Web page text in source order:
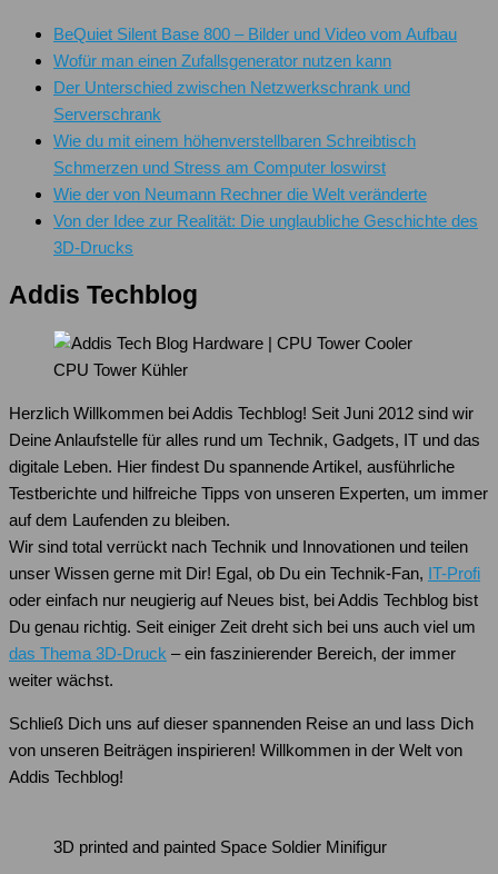
BeQuiet Silent Base 800 – Bilder und Video vom Aufbau
Wofür man einen Zufallsgenerator nutzen kann
Der Unterschied zwischen Netzwerkschrank und
Serverschrank
Wie du mit einem höhenverstellbaren Schreibtisch
Schmerzen und Stress am Computer loswirst
Wie der von Neumann Rechner die Welt veränderte
Von der Idee zur Realität: Die unglaubliche Geschichte des
3D-Drucks
Addis Techblog
CPU Tower Kühler
Herzlich Willkommen bei Addis Techblog! Seit Juni 2012 sind wir
Deine Anlaufstelle für alles rund um Technik, Gadgets, IT und das
digitale Leben. Hier findest Du spannende Artikel, ausführliche
Testberichte und hilfreiche Tipps von unseren Experten, um immer
auf dem Laufenden zu bleiben.
Wir sind total verrückt nach Technik und Innovationen und teilen
unser Wissen gerne mit Dir! Egal, ob Du ein Technik-Fan, IT-Profi
oder einfach nur neugierig auf Neues bist, bei Addis Techblog bist
Du genau richtig. Seit einiger Zeit dreht sich bei uns auch viel um
das Thema 3D-Druck – ein faszinierender Bereich, der immer
weiter wächst.
Schließ Dich uns auf dieser spannenden Reise an und lass Dich
von unseren Beiträgen inspirieren! Willkommen in der Welt von
Addis Techblog!
3D printed and painted Space Soldier Minifigur